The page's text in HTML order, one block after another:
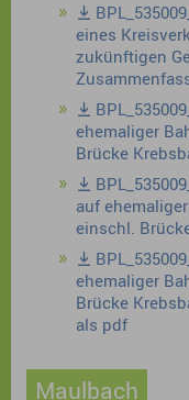
eines
zukünftigen
ehemaliger
Brücke
auf
einschl.
ehemaliger
Brücke
als pdf
Maulbach